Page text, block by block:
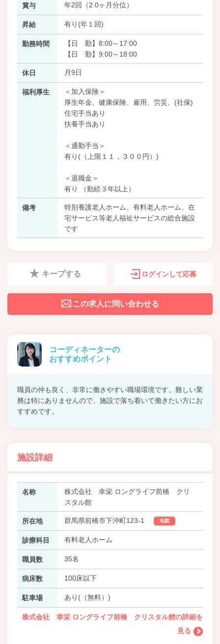
賞与 年2回（2.0ヶ月分位）
昇給 有り(年１回)
勤務時間
【日 勤】8:00～17:00
【日 勤】9:00～18:00
休日 月9日
福利厚生
＜加入保険＞
厚生年金、健康保険、雇用、労災、(社保)
住宅手当あり
扶養手当あり
＜通勤手当＞
有り(（上限１１，３００円）)
＜退職金＞
有り （勤続３年以上）
備考
特別養護老人ホーム、有料老人ホーム、在
宅サービス等老人福祉サービスの総合施設
です
キープする ログインして応募
この求人に問い合わせる
コーディネーターの
おすすめポイント
職員の仲も良く、非常に働きやすい職場環境です。難しい業
務は特にありませんので、施設で落ち着いて働きたい方にお
すすめです。
施設詳細
名称
株式会社 幸栄 ロングライフ前橋 クリ
スタル館
所在地 群馬県前橋市下沖町123-1 地図
診療科目 有料老人ホーム
職員数 35名
病床数 100床以下
駐車場 あり(（無料）)
株式会社 幸栄 ロングライフ前橋 クリスタル館の詳細を
見る